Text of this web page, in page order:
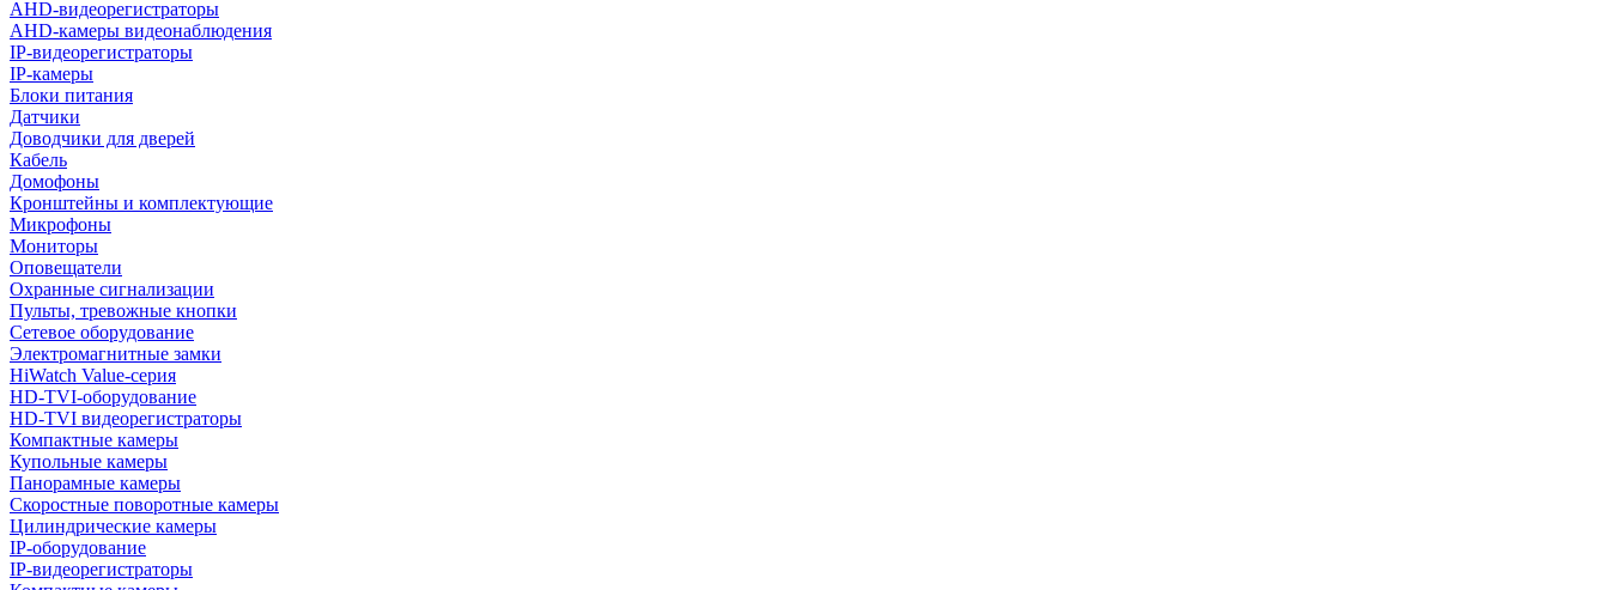
AHD-видеорегистраторы
AHD-камеры видеонаблюдения
IP-видеорегистраторы
IP-камеры
Блоки питания
Датчики
Доводчики для дверей
Кабель
Домофоны
Кронштейны и комплектующие
Микрофоны
Мониторы
Оповещатели
Охранные сигнализации
Пульты, тревожные кнопки
Сетевое оборудование
Электромагнитные замки
HiWatch Value-серия
HD-TVI-оборудование
HD-TVI видеорегистраторы
Компактные камеры
Купольные камеры
Панорамные камеры
Скоростные поворотные камеры
Цилиндрические камеры
IP-оборудование
IP-видеорегистраторы